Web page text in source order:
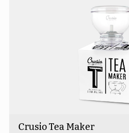
Crusio Tea Maker